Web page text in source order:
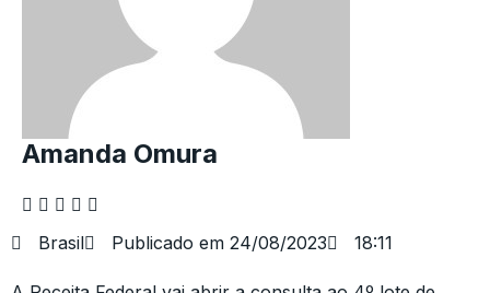
Amanda Omura
Brasil Publicado em 24/08/2023 18:11